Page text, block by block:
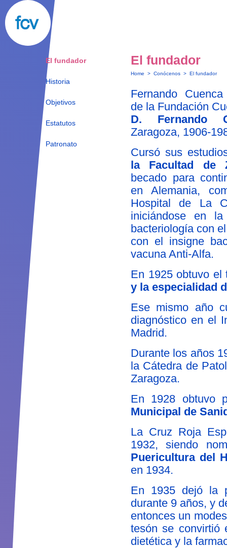
El fundador
Historia
Objetivos
Estatutos
Patronato
El fundador
Home > Conócenos > El fundador
Fernando
de la Fundación
D. Fernando
Zaragoza, 1906-
Cursó sus
la Facultad de
becado para
en Alemania,
Hospital de La
iniciándose en
bacteriología con
con el insigne
vacuna Anti-Alfa.
En 1925 obtuvo
y la especialidad
Ese mismo año
diagnóstico en el
Madrid.
Durante los años
la Cátedra de
Zaragoza.
En 1928 obtuvo
Municipal de
La Cruz Roja
1932, siendo
Puericultura del
en 1934.
En 1935 dejó la
durante 9 años, y
entonces un
tesón se convirtió
dietética y la